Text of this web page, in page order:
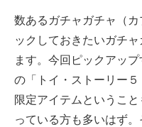
数あるガチャガチャ（
ックしておきたいガチ
ます。今回ピックアッ
の「トイ・ストーリー５
限定アイテムというこ
っている方も多いはず